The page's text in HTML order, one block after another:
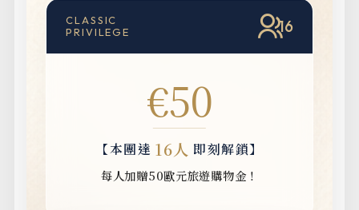
CLASSIC
PRIVILEGE
16
€50
【本團達 16人 即刻解鎖】
每人加贈50歐元旅遊購物金！